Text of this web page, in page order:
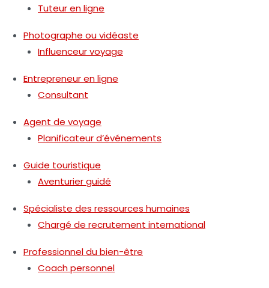
Tuteur en ligne
Photographe ou vidéaste
Influenceur voyage
Entrepreneur en ligne
Consultant
Agent de voyage
Planificateur d’événements
Guide touristique
Aventurier guidé
Spécialiste des ressources humaines
Chargé de recrutement international
Professionnel du bien-être
Coach personnel